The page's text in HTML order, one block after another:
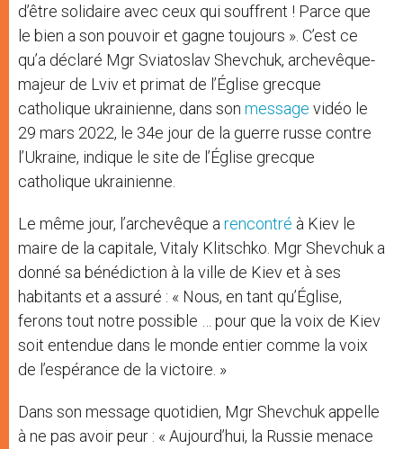
d’être solidaire avec ceux qui souffrent ! Parce que
le bien a son pouvoir et gagne toujours ». C’est ce
qu’a déclaré Mgr Sviatoslav Shevchuk, archevêque-
majeur de Lviv et primat de l’Église grecque
catholique ukrainienne, dans son message vidéo le
29 mars 2022, le 34e jour de la guerre russe contre
l’Ukraine, indique le site de l’Église grecque
catholique ukrainienne.
Le même jour, l’archevêque a rencontré à Kiev le
maire de la capitale, Vitaly Klitschko. Mgr Shevchuk a
donné sa bénédiction à la ville de Kiev et à ses
habitants et a assuré : « Nous, en tant qu’Église,
ferons tout notre possible … pour que la voix de Kiev
soit entendue dans le monde entier comme la voix
de l’espérance de la victoire. »
Dans son message quotidien, Mgr Shevchuk appelle
à ne pas avoir peur : « Aujourd’hui, la Russie menace